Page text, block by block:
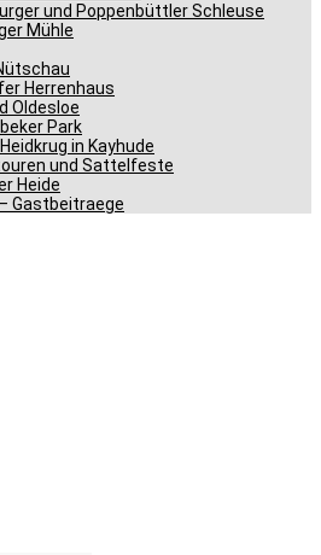
und Poppenbüttler Schleuse
Mühle
Herrenhaus
Oldesloe
Park
in Kayhude
und Sattelfeste
Heide
Gastbeitraege